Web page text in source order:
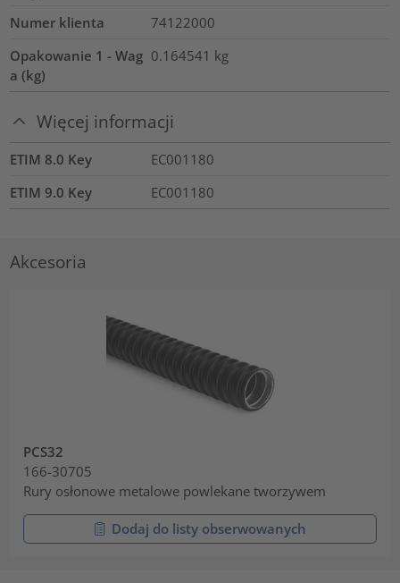
Numer klienta
74122000
Opakowanie 1 - Wag
a (kg)
0.164541 kg
Więcej informacji
ETIM 8.0 Key
EC001180
ETIM 9.0 Key
EC001180
Akcesoria
PCS32
166-30705
Rury osłonowe metalowe powlekane tworzywem
Dodaj do listy obserwowanych